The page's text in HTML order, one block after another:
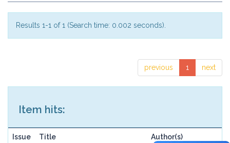
Results 1-1 of 1 (Search time: 0.002 seconds).
previous 1 next
Item hits:
Issue
Title Author(s)